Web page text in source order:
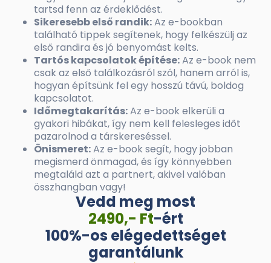
tartsd fenn az érdeklődést.
Sikeresebb első randik:Az e-bookban
található tippek segítenek, hogy felkészülj az
első randira és jó benyomást kelts.
Tartós kapcsolatok építése:Az e-book nem
csak az első találkozásról szól, hanem arról is,
hogyan építsünk fel egy hosszú távú, boldog
kapcsolatot.
Időmegtakarítás:Az e-book elkerüli a
gyakori hibákat, így nem kell felesleges időt
pazarolnod a társkereséssel.
Önismeret:Az e-book segít, hogy jobban
megismerd önmagad, és így könnyebben
megtaláld azt a partnert, akivel valóban
összhangban vagy!
Vedd meg most
2490,- Ft-ért
100%-os elégedettséget
garantálunk